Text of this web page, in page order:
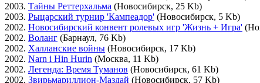
2003. Тайны Реттерхальма (Новосибирск, 25 Kb)
2003. Рыцарский турнир 'Кампеадор' (Новосибирск, 5 Kb)
2002. Новосибирский конвент ролевых игр 'Жизнь + Игра'
2002. Воланг (Барнаул, 76 Kb)
2002. Халланские войны (Новосибирск, 17 Kb)
2002. Narn i Hin Hurin (Москва, 11 Kb)
2002. Легенда: Время Туманов (Новосибирск, 61 Kb)
2002. Звирьмариллион-Маздай (Новосибирск, 57 Kb)